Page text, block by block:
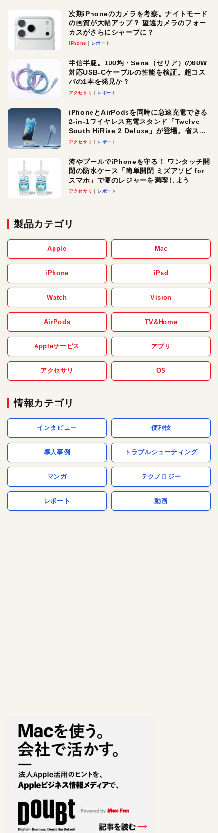
次期iPhoneのカメラを考察。ナイトモード
の画質が大幅アップ？ 望遠カメラのフォー
カスがさらにシャープに？
iPhone レポート
半信半疑。100均・Seria（セリア）の60W
対応USB-Cケーブルの性能を検証。超コス
パの1本を発見か？
アクセサリ レポート
iPhoneとAirPodsを同時に急速充電できる
2-in-1ワイヤレス充電スタンド「Twelve
South HiRise 2 Deluxe」が登場。省スペ
ースでおしゃれに充電したい人にオスス
アクセサリ レポート
海やプールでiPhoneを守る！ ワンタッチ開
閉の防水ケース「簡単開閉 ミズアソビ for
スマホ」で夏のレジャーを満喫しよう
アクセサリ レポート
製品カテゴリ
Apple Mac
iPhone iPad
Watch Vision
AirPods TV&Home
Appleサービス アプリ
アクセサリ OS
情報カテゴリ
インタビュー 便利技
導入事例 トラブルシューティング
マンガ テクノロジー
レポート 動画